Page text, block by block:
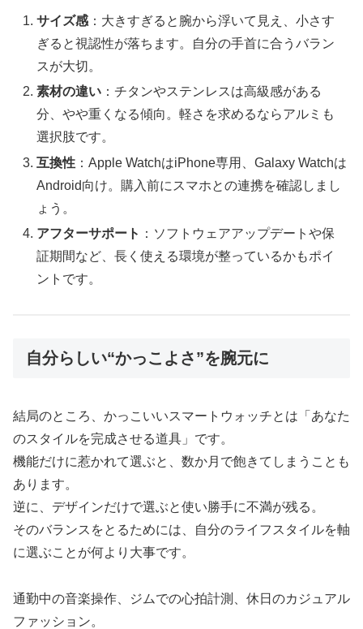
サイズ感 ：大きすぎると腕から浮いて見え、小さす
ぎると視認性が落ちます。自分の手首に合うバラン
スが大切。
素材の違い ：チタンやステンレスは高級感がある
分、やや重くなる傾向。軽さを求めるならアルミも
選択肢です。
互換性 ：Apple WatchはiPhone専用、Galaxy Watchは
Android向け。購入前にスマホとの連携を確認しまし
ょう。
アフターサポート ：ソフトウェアアップデートや保
証期間など、長く使える環境が整っているかもポイ
ントです。
自分らしい“かっこよさ”を腕元に
結局のところ、かっこいいスマートウォッチとは「あなた
のスタイルを完成させる道具」です。
機能だけに惹かれて選ぶと、数か月で飽きてしまうことも
あります。
逆に、デザインだけで選ぶと使い勝手に不満が残る。
そのバランスをとるためには、自分のライフスタイルを軸
に選ぶことが何より大事です。
通勤中の音楽操作、ジムでの心拍計測、休日のカジュアル
ファッション。